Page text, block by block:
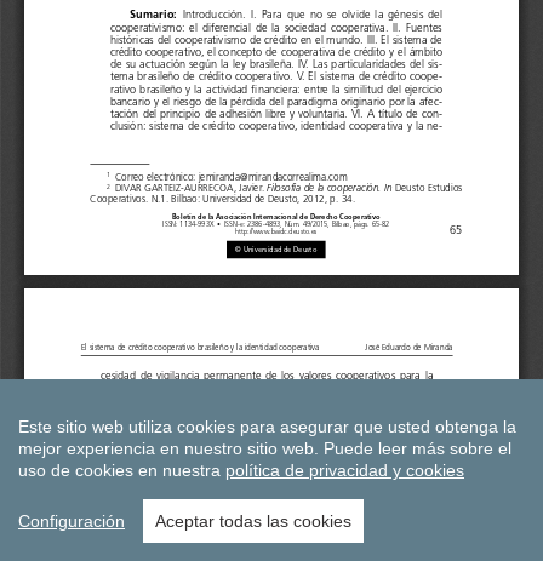
Este sitio web utiliza cookies para asegurar que usted obtenga la
mejor experiencia en nuestro sitio web. Puede leer más sobre el
uso de cookies en nuestra política de privacidad y cookies
Configuración Aceptar todas las cookies